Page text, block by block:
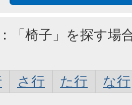
：「椅子」を探す場
さ行 た行 な行